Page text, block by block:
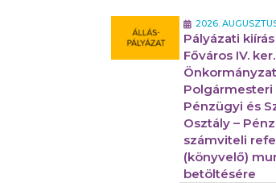
2026.
Pályázati
Főváros IV.
Önkormányzat
Polgármesteri
Pénzügyi és
Osztály –
számviteli
(könyvelő)
betöltésére